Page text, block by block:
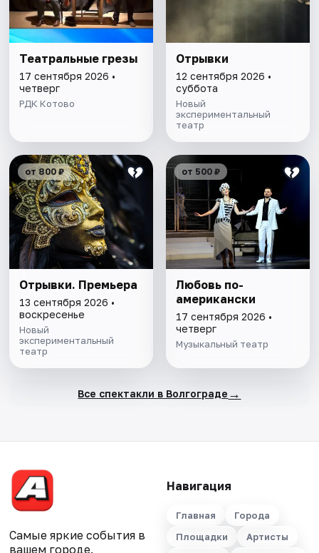
Театральные грезы
17 сентября 2026 •
четверг
РДК Котово
Отрывки
12 сентября 2026 •
суббота
Новый
экспериментальный
театр
от 800 ₽
Отрывки. Премьера
13 сентября 2026 •
воскресенье
Новый
экспериментальный
театр
от 500 ₽
Любовь по-
американски
17 сентября 2026 •
четверг
Музыкальный театр
Все спектакли в Волгограде →
Самые яркие события в
вашем городе.
Навигация
Главная
Города
Площадки
Артисты